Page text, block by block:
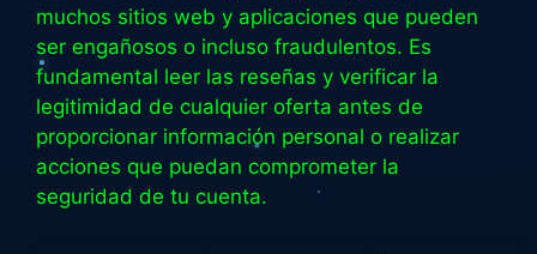
muchos sitios web y aplicaciones que pueden
ser engañosos o incluso fraudulentos. Es
fundamental leer las reseñas y verificar la
legitimidad de cualquier oferta antes de
proporcionar información personal o realizar
acciones que puedan comprometer la
seguridad de tu cuenta.